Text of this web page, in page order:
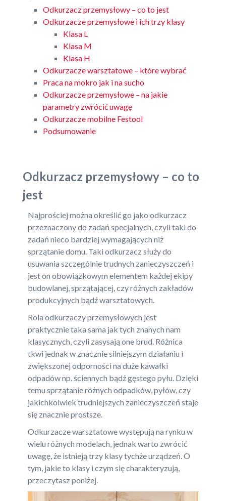
Odkurzacz przemysłowy – co to jest
Odkurzacze przemysłowe i ich trzy klasy
Klasa L
Klasa M
Klasa H
Odkurzacze warsztatowe – które wybrać
Praca na mokro jak i na sucho
Odkurzacze przemysłowe – na jakie
parametry zwrócić uwagę
Odkurzacze mobilne Festool
Podsumowanie
Odkurzacz przemysłowy – co to
jest
Najprościej można określić go jako odkurzacz
przeznaczony do zadań specjalnych, czyli taki do
zadań nieco bardziej wymagających niż
sprzątanie domu. Taki odkurzacz służy do
usuwania szczególnie trudnych zanieczyszczeń i
jest on obowiązkowym elementem każdej ekipy
budowlanej, sprzątającej, czy różnych zakładów
produkcyjnych bądź warsztatowych.
Rola odkurzaczy przemysłowych jest
praktycznie taka sama jak tych znanych nam
klasycznych, czyli zasysają one brud. Różnica
tkwi jednak w znacznie silniejszym działaniu i
zwiększonej odporności na duże kawałki
odpadów np. ściennych bądź gęstego pyłu. Dzięki
temu sprzątanie różnych odpadków, pyłów, czy
jakichkolwiek trudniejszych zanieczyszczeń staje
się znacznie prostsze.
Odkurzacze warsztatowe występują na rynku w
wielu różnych modelach, jednak warto zwrócić
uwagę, że istnieją trzy klasy tychże urządzeń. O
tym, jakie to klasy i czym się charakteryzują,
przeczytasz poniżej.